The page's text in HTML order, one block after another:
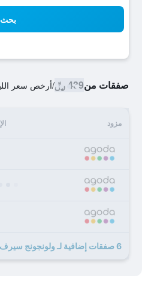
بحث
صفقات من439 ﷼ /أرخص سعر
مزود
6 صفقات إضافية لـ ولونجونج سيرف ليجار ريزورت